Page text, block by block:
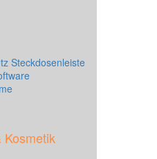
Steckdosenleiste
Kosmetik